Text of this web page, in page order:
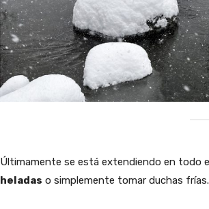
Últimamente se está extendiendo en todo
heladas o simplemente tomar duchas frías.